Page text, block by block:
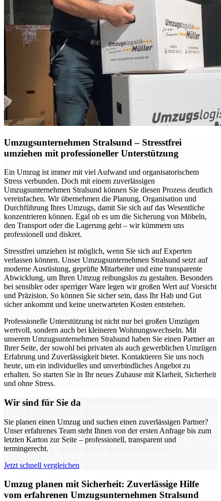
Umzugsunternehmen Stralsund – Stresstfrei
umziehen mit professioneller Unterstützung
Ein Umzug ist immer mit viel Aufwand und organisatorischem
Stress verbunden. Doch mit einem zuverlässigen
Umzugsunternehmen Stralsund können Sie diesen Prozess deutlich
vereinfachen. Wir übernehmen die Planung, Organisation und
Durchführung Ihres Umzugs, damit Sie sich auf das Wesentliche
konzentrieren können. Egal ob es um die Sicherung von Möbeln,
den Transport oder die Lagerung geht – wir kümmern uns
professionell und diskret.
Stresstfrei umziehen ist möglich, wenn Sie sich auf Experten
verlassen können. Unser Umzugsunternehmen Stralsund setzt auf
moderne Ausrüstung, geprüfte Mitarbeiter und eine transparente
Abwicklung, um Ihren Umzug reibungslos zu gestalten. Besonders
bei sensibler oder sperriger Ware legen wir großen Wert auf Vorsicht
und Präzision. So können Sie sicher sein, dass Ihr Hab und Gut
sicher ankommt und keine unerwarteten Kosten entstehen.
Professionelle Unterstützung ist nicht nur bei großen Umzügen
wertvoll, sondern auch bei kleineren Wohnungswechseln. Mit
unserem Umzugsunternehmen Stralsund haben Sie einen Partner an
Ihrer Seite, der sowohl bei privaten als auch gewerblichen Umzügen
Erfahrung und Zuverlässigkeit bietet. Kontaktieren Sie uns noch
heute, um ein individuelles und unverbindliches Angebot zu
erhalten. So starten Sie in Ihr neues Zuhause mit Klarheit, Sicherheit
und ohne Stress.
Wir sind für Sie da
Sie planen einen Umzug und suchen einen zuverlässigen Partner?
Unser erfahrenes Team steht Ihnen von der ersten Anfrage bis zum
letzten Karton zur Seite – professionell, transparent und
termingerecht.
Jetzt schnell vergleichen
Umzug planen mit Sicherheit: Zuverlässige Hilfe
vom erfahrenen Umzugsunternehmen Stralsund